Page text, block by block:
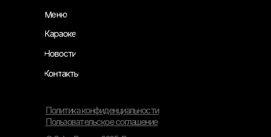
Пользовательское соглашение
Политика конфиденциальности
Меню
Караоке
Новости
Контакты